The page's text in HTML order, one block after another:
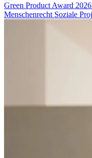
Green Product Award 2026
Menschenrecht Soziale